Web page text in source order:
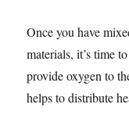
Once you have
materials, it’s time
provide oxygen to
helps to distribute